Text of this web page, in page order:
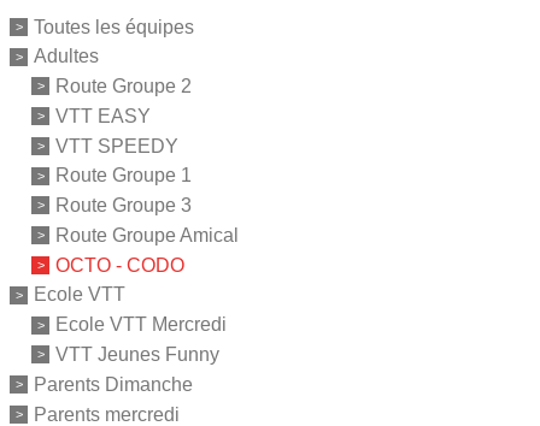
Toutes les équipes
Adultes
Route Groupe 2
VTT EASY
VTT SPEEDY
Route Groupe 1
Route Groupe 3
Route Groupe Amical
OCTO - CODO
Ecole VTT
Ecole VTT Mercredi
VTT Jeunes Funny
Parents Dimanche
Parents mercredi